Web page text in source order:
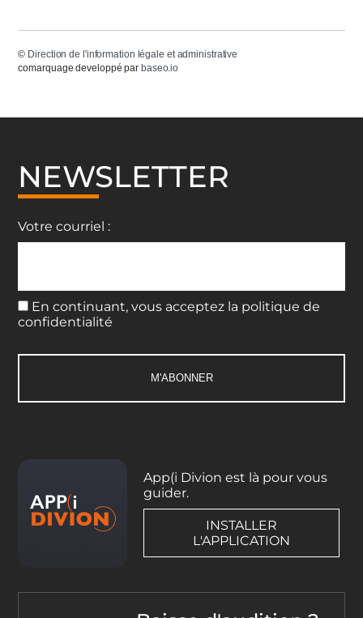
© Direction de l'information légale et administrative
comarquage developpé par baseo.io
NEWSLETTER
Votre courriel :
En continuant, vous acceptez la politique de
confidentialité
App(i Divion est là pour vous
guider.
INSTALLER
L'APPLICATION